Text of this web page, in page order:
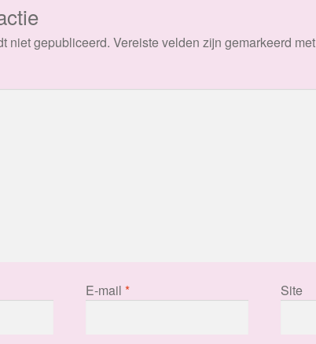
niet gepubliceerd. Vereiste velden zijn gemarkeerd met
E-mail * Site